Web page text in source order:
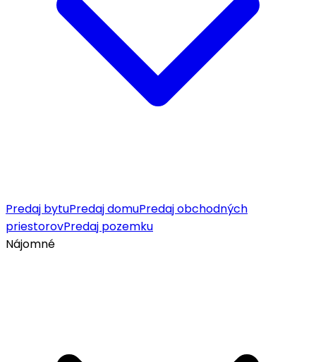
Predaj bytuPredaj domuPredaj obchodných
priestorovPredaj pozemku
Nájomné